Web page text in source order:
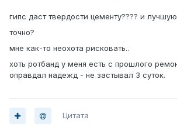
гипс даст твердости цементу???? и
точно?
мне как-то неохота рисковать..
хоть ротбанд у меня есть с прошлого
оправдал надежд - не застывал 3 суток.
Цитата